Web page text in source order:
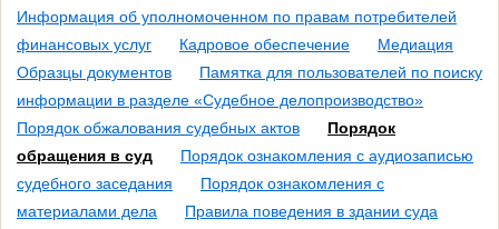
Информация об уполномоченном по правам потребителей
финансовых услуг
Кадровое обеспечение
Медиация
Образцы документов
Памятка для пользователей по поиску
информации в разделе «Судебное делопроизводство»
Порядок обжалования судебных актов
Порядок
обращения в суд
Порядок ознакомления с аудиозаписью
судебного заседания
Порядок ознакомления с
материалами дела
Правила поведения в здании суда